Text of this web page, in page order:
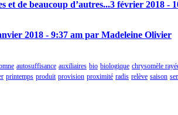
et de beaucoup d’autres...3 février 2018 -
2018 - 9:37 am par Madeleine Olivier
autosuffisance auxiliaires bio biologique chrysomèle
printemps produit provision proximité radis relève saison